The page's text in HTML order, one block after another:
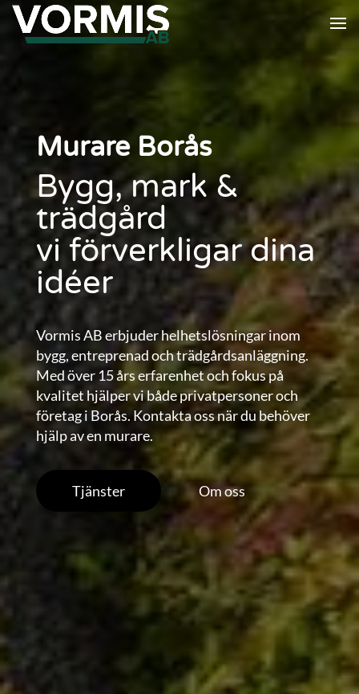
Murare Borås
Bygg, mark &
trädgård
vi förverkligar dina
idéer
Vormis AB erbjuder helhetslösningar inom
bygg, entreprenad och trädgårdsanläggning.
Med över 15 års erfarenhet och fokus på
kvalitet hjälper vi både privatpersoner och
företag i Borås. Kontakta oss när du behöver
hjälp av en murare.
Tjänster Om oss